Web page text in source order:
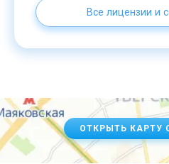
Все лицензии и
ОТКРЫТЬ КАРТУ